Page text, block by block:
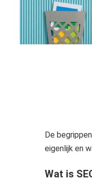
De
eigenlijk en
Wat is